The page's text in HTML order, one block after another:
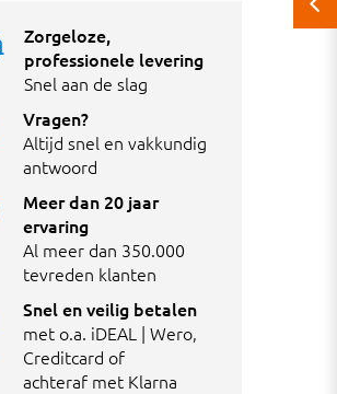
Zorgeloze,
professionele levering
Snel aan de slag
Vragen?
Altijd snel en vakkundig
antwoord
Meer dan 20 jaar
ervaring
Al meer dan 350.000
tevreden klanten
Snel en veilig betalen
met o.a. iDEAL | Wero,
Creditcard of
achteraf met Klarna